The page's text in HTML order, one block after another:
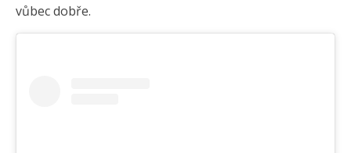
vůbec dobře.